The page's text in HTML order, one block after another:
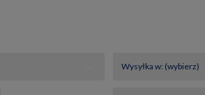
Wysyłka w: (wybierz)